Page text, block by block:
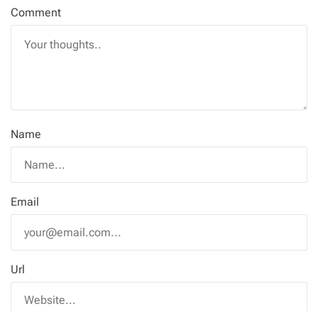
Comment
Name
Email
Url